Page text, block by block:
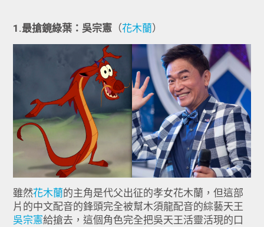
1.最搶鏡綠葉：吳宗憲 （花木蘭）
雖然花木蘭的主角是代父出征的孝女花木蘭，但這部
片的中文配音的鋒頭完全被幫木須龍配音的綜藝天王
吳宗憲給搶去，這個角色完全把吳天王活靈活現的口